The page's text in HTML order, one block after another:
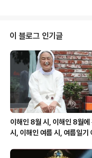
남승민 꼭 성공하세요. 정동원 하동
일바이크,짚와이어,레일바이크 가
인,정동원 하동 레일바이크 정동
이 관심을 가지고 있답니다. 정동
축제도 하고 있으니 관심을 가지
� 7505.tistory.c..
이 블로그 인기글
이해인 8월 시, 이해인 8월에
시, 이해인 여름 시, 여름일기